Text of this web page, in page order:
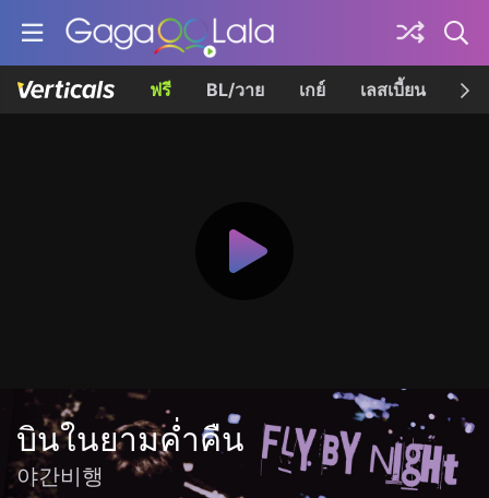
ฟรี BL/วาย เกย์ เลสเบี้ยน เค
บินในยามค่ำคืน
야간비행